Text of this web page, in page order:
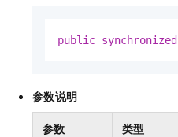
public synchronized
参数说明
参数 类型